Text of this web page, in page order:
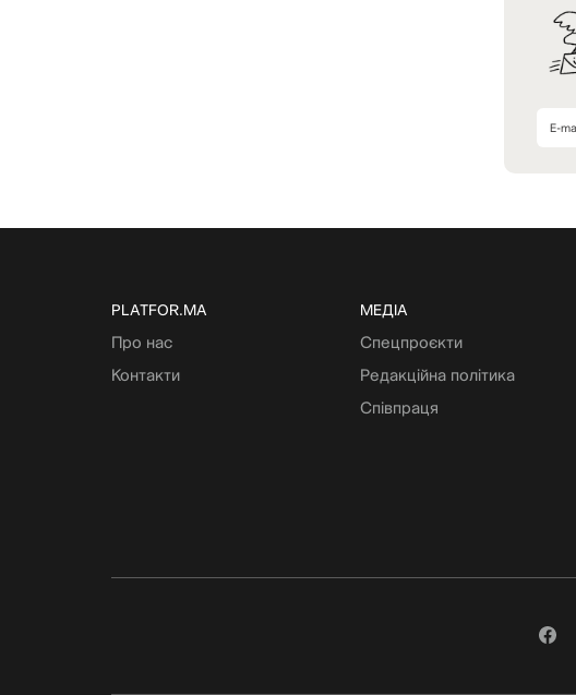
PLATFOR.MA
Про нас
Контакти
МЕДІА
Спецпроєкти
Редакційна політика
Співпраця